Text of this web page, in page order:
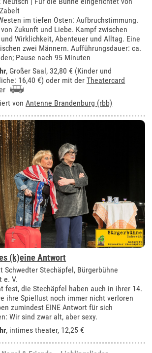
im tiefen Osten: Aufbruchstimmung.
Zukunft und Liebe. Kampf zwischen
Wirklichkeit, Abenteuer und Alltag. Eine
zwei Männern. Aufführungsdauer: ca.
Pause nach 95 Minuten
, Großer Saal, 32,80 € (Kinder und
16,40 €) oder mit derTheatercard
vonAntenne Brandenburg (rbb)
(k)eine Antwort
Schwedter Stechäpfel, Bürgerbühne
e. V.
fest, die Stechäpfel haben auch in ihrer 14.
ihre Spiellust noch immer nicht verloren
zumindest EINE Antwort für sich
Wir sind zwar alt, aber sexy.
, intimes theater, 12,25 €